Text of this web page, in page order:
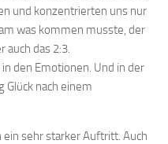
und konzentrierten uns nur
was kommen musste, der
auch das 2:3.
den Emotionen. Und in der
nach einem
sehr starker Auftritt. Auch